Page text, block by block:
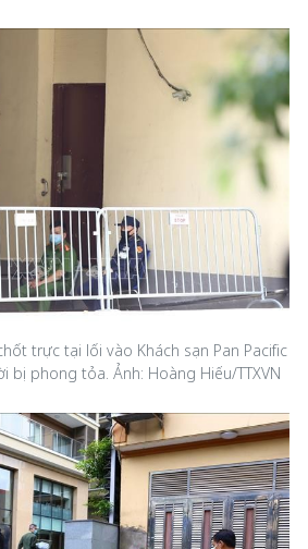
trực tại lối vào Khách sạn Pan Pacific
bị phong tỏa. Ảnh: Hoàng Hiếu/TTXVN